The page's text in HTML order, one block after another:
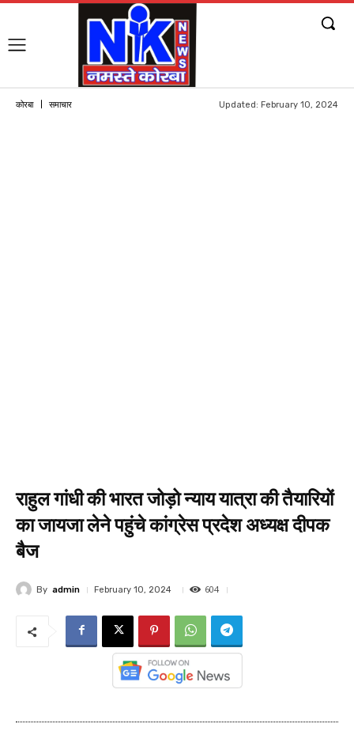
कोरबा समाचार Updated: February 10, 2024
राहुल गांधी की भारत जोड़ो न्याय यात्रा की तैयारियों
का जायजा लेने पहुंचे कांग्रेस प्रदेश अध्यक्ष दीपक
बैज
By admin February 10, 2024 604